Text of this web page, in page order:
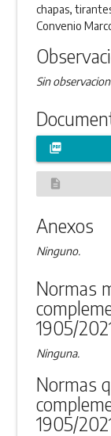
chapas,
Convenio
Sin
picture_as_pdf
description
Anexos
Ninguno.
Normas
1905/
Ninguna.
Normas
1905/